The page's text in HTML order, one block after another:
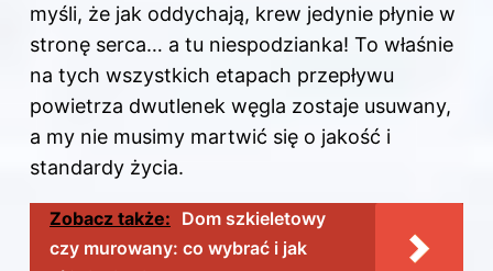
myśli, że jak oddychają, krew jedynie płynie w
stronę serca… a tu niespodzianka! To właśnie
na tych wszystkich etapach przepływu
powietrza dwutlenek węgla zostaje usuwany,
a my nie musimy martwić się o jakość i
standardy życia.
Zobacz także: Dom szkieletowy
czy murowany: co wybrać i jak